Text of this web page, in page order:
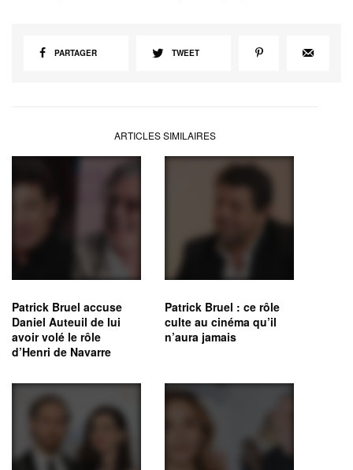
PARTAGER TWEET
ARTICLES SIMILAIRES
Patrick Bruel accuse
Daniel Auteuil de lui
avoir volé le rôle
d’Henri de Navarre
Patrick Bruel : ce rôle
culte au cinéma qu’il
n’aura jamais